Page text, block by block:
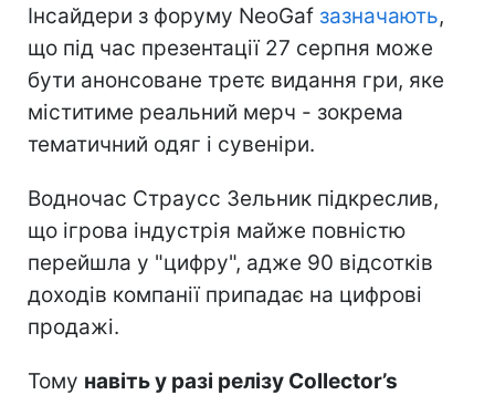
Інсайдери з форуму NeoGaf зазначають,
що під час презентації 27 серпня може
бути анонсоване третє видання гри, яке
міститиме реальний мерч - зокрема
тематичний одяг і сувеніри.
Водночас Страусс Зельник підкреслив,
що ігрова індустрія майже повністю
перейшла у "цифру", адже 90 відсотків
доходів компанії припадає на цифрові
продажі.
Тому навіть у разі релізу Collector’s